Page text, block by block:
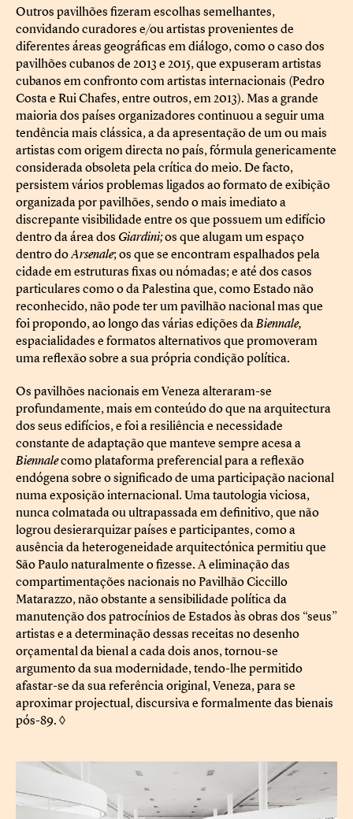
Outros pavilhões fizeram escolhas semelhantes,
convidando curadores e/ou artistas provenientes de
diferentes áreas geográficas em diálogo, como o caso dos
pavilhões cubanos de 2013 e 2015, que expuseram artistas
cubanos em confronto com artistas internacionais (Pedro
Costa e Rui Chafes, entre outros, em 2013). Mas a grande
maioria dos países organizadores continuou a seguir uma
tendência mais clássica, a da apresentação de um ou mais
artistas com origem directa no país, fórmula genericamente
considerada obsoleta pela crítica do meio. De facto,
persistem vários problemas ligados ao formato de exibição
organizada por pavilhões, sendo o mais imediato a
discrepante visibilidade entre os que possuem um edifício
dentro da área dos Giardini;os que alugam um espaço
dentro doArsenale; os que se encontram espalhados pela
cidade em estruturas fixas ou nómadas; e até dos casos
particulares como o da Palestina que, como Estado não
reconhecido, não pode ter um pavilhão nacional mas que
foi propondo, ao longo das várias edições daBiennale,
espacialidades e formatos alternativos que promoveram
uma reflexão sobre a sua própria condição política.
Os pavilhões nacionais em Veneza alteraram-se
profundamente, mais em conteúdo do que na arquitectura
dos seus edifícios, e foi a resiliência e necessidade
constante de adaptação que manteve sempre acesa a
Biennalecomo plataforma preferencial para a reflexão
endógena sobre o significado de uma participação nacional
numa exposição internacional. Uma tautologia viciosa,
nunca colmatada ou ultrapassada em definitivo, que não
logrou desierarquizar países e participantes, como a
ausência da heterogeneidade arquitectónica permitiu que
São Paulo naturalmente o fizesse. A eliminação das
compartimentações nacionais no Pavilhão Ciccillo
Matarazzo, não obstante a sensibilidade política da
manutenção dos patrocínios de Estados às obras dos “seus”
artistas e a determinação dessas receitas no desenho
orçamental da bienal a cada dois anos, tornou-se
argumento da sua modernidade, tendo-lhe permitido
afastar-se da sua referência original, Veneza, para se
aproximar projectual, discursiva e formalmente das bienais
pós-89. ◊